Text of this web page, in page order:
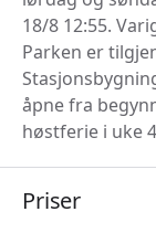
18/8 12:55.
Parken er
åpne fra
høstferie i uke
Priser